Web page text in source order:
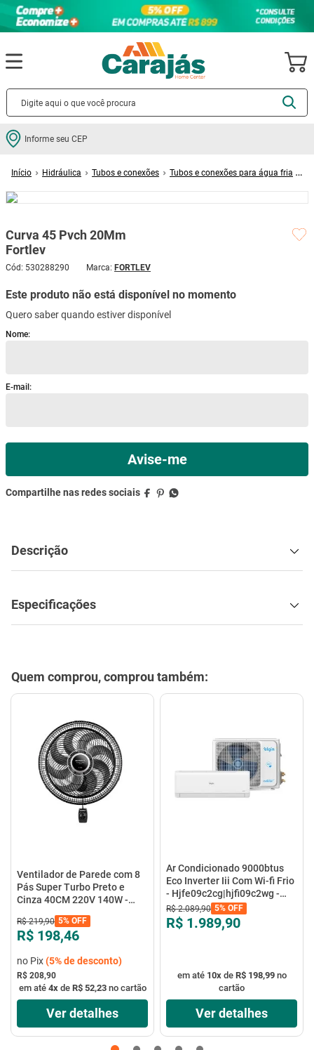
Informe seu CEP
Hidráulica Tubos e conexões
Tubos e conexões para água fria
Curva 45 Pvch 20Mm
Fortlev
Cód: 530288290 FORTLEV
Este produto não está disponível no momento
Quero saber quando estiver disponível
Descrição
Especificações
Quem comprou, comprou também:
Ventilador de Parede com 8
Pás Super Turbo Preto e
Cinza 40CM 220V 140W -
R$ 219,90 5% OFF
R$ 198,46
no Pix(5%de desconto)
R$ 208,90
em até 4xde R$ 52,23no cartão
Ver detalhes
Ar Condicionado 9000btus
Eco Inverter Iii Com Wi-fi Frio
- Hjfe09c2cg|hjfi09c2wg -
Elgin
R$ 2.089,90 5% OFF
R$ 1.989,90
em até 10xde R$ 198,99no
cartão
Ver detalhes
Termos mais buscados
2º porcelanato
5º
6 º vaso sanitário
cadeira
9º